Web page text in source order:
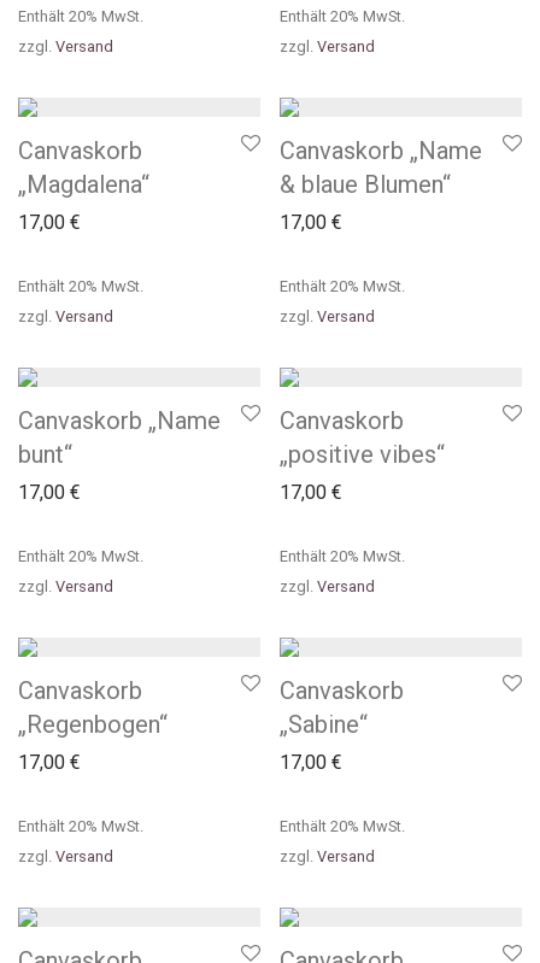
Enthält 20% MwSt.
zzgl. Versand
Enthält 20% MwSt.
zzgl. Versand
Canvaskorb
„Magdalena“
17,00 €
Enthält 20% MwSt.
zzgl. Versand
Canvaskorb „Name
& blaue Blumen“
17,00 €
Enthält 20% MwSt.
zzgl. Versand
Canvaskorb „Name
bunt“
17,00 €
Enthält 20% MwSt.
zzgl. Versand
Canvaskorb
„positive vibes“
17,00 €
Enthält 20% MwSt.
zzgl. Versand
Canvaskorb
„Regenbogen“
17,00 €
Enthält 20% MwSt.
zzgl. Versand
Canvaskorb
„Sabine“
17,00 €
Enthält 20% MwSt.
zzgl. Versand